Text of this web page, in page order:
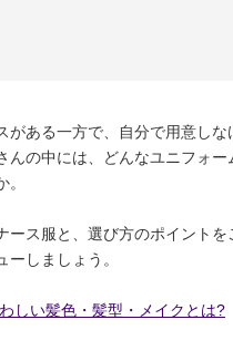
ある一方で、自分で用意しな
の中には、どんなユニフォ
ス服と、選び方のポイントを
しましょう。
しい髪色・髪型・メイクとは?